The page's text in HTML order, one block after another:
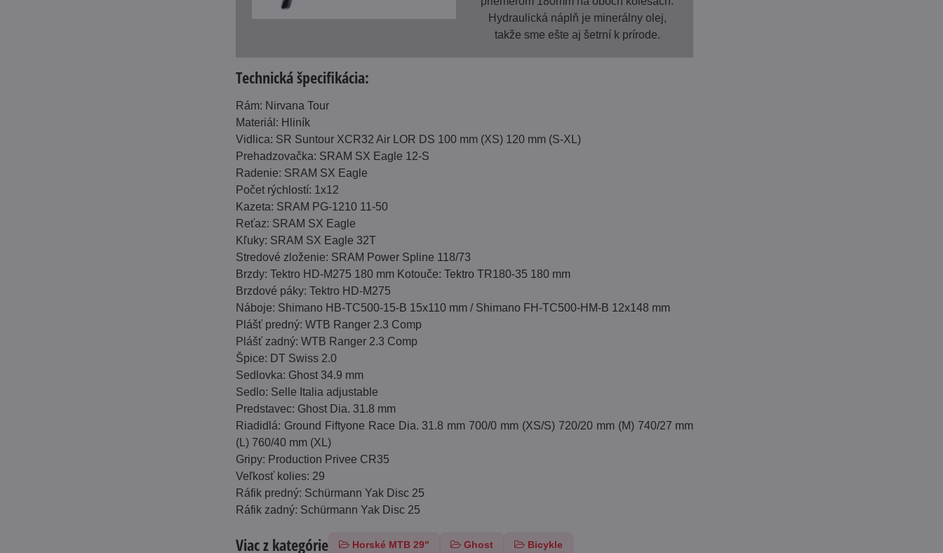
Hydraulická náplň je minerálny olej,
takže sme ešte aj šetrní k prírode.
Technická špecifikácia:
Rám: Nirvana Tour
Materiál: Hliník
Vidlica: SR Suntour XCR32 Air LOR DS 100 mm (XS) 120 mm (S-XL)
Prehadzovačka: SRAM SX Eagle 12-S
Radenie: SRAM SX Eagle
Počet rýchlostí: 1x12
Kazeta: SRAM PG-1210 11-50
Reťaz: SRAM SX Eagle
Kľuky: SRAM SX Eagle 32T
Stredové zloženie: SRAM Power Spline 118/73
Brzdy: Tektro HD-M275 180 mm Kotouče: Tektro TR180-35 180 mm
Brzdové páky: Tektro HD-M275
Náboje: Shimano HB-TC500-15-B 15x110 mm / Shimano FH-TC500-HM-B 12x148 mm
Plášť predný: WTB Ranger 2.3 Comp
Plášť zadný: WTB Ranger 2.3 Comp
Špice: DT Swiss 2.0
Sedlovka: Ghost 34.9 mm
Sedlo: Selle Italia adjustable
Predstavec: Ghost Dia. 31.8 mm
Riadidlá: Ground Fiftyone Race Dia. 31.8 mm 700/0 mm (XS/S) 720/20 mm (M) 740/27 mm
(L) 760/40 mm (XL)
Gripy: Production Privee CR35
Veľkosť kolies: 29
Ráfik predný: Schürmann Yak Disc 25
Ráfik zadný: Schürmann Yak Disc 25
Viac z kategórie Horské MTB 29" Ghost Bicykle